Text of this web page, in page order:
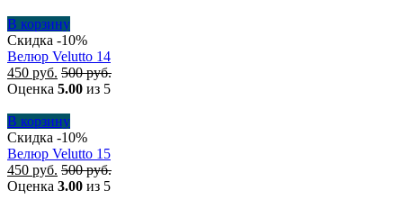
В корзину
Скидка -10%
Велюр Velutto 14
450 руб. 500руб.
Оценка 5.00 из 5
В корзину
Скидка -10%
Велюр Velutto 15
450 руб. 500руб.
Оценка 3.00 из 5